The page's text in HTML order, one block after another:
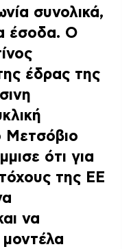
συνολικά,
έσοδα. Ο
έδρας της
Μετσόβιο
ότι για
της ΕΕ
να